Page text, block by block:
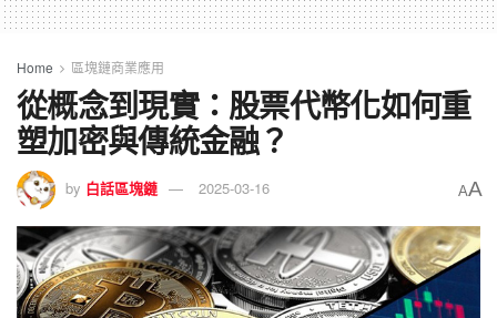
Home 區塊鏈商業應用
從概念到現實：股票代幣化如何重
塑加密與傳統金融？
by 白話區塊鏈 2025-03-16 AA